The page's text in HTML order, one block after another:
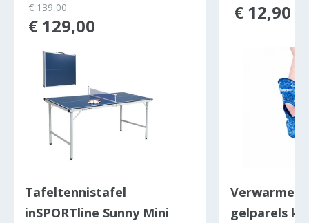
Tafeltennistafel
inSPORTline Sunny Mini
€ 139,00
€ 129,00
gelparels
€ 12,90